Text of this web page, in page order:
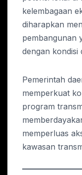
kelembagaan
diharapkan
pembangunan
dengan kondisi
Pemerintah
memperkuat
program
memperluas
kawasan